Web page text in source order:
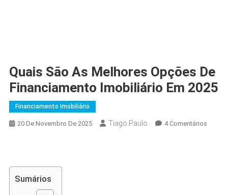
Quais São As Melhores Opções De
Financiamento Imobiliário Em 2025
Financiamento Imobiliário
20 De Novembro De 2025 Tiago Paulo 4 ComentáriosEm
Sumários